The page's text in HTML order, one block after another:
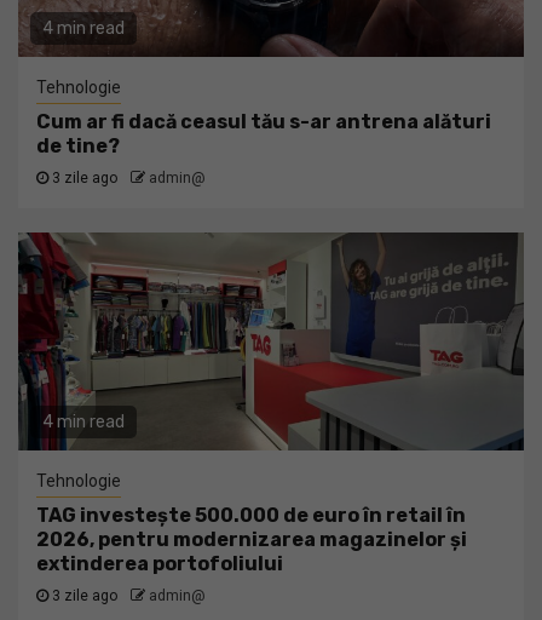
4 min read
Tehnologie
Cum ar fi dacă ceasul tău s-ar antrena alături
de tine?
3 zile ago admin@
4 min read
Tehnologie
TAG investește 500.000 de euro în retail în
2026, pentru modernizarea magazinelor și
extinderea portofoliului
3 zile ago admin@